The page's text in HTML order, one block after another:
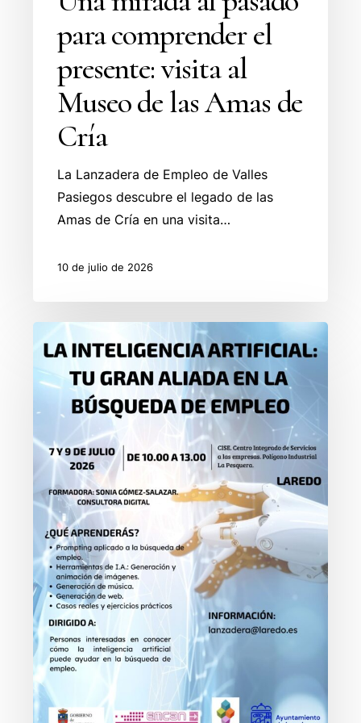
para comprender el
presente: visita al
Museo de las Amas de
Cría
La Lanzadera de Empleo de Valles
Pasiegos descubre el legado de las
Amas de Cría en una visita…
10 de julio de 2026
inteligencia
artificial
convierte
en
gran
aliada
para
la
búsqueda
de
empleo